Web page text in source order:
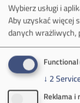
Wybierz usługi i
Aby uzyskać więcej
danych wrażliwych,
Functional
↓ 2
Reklama i